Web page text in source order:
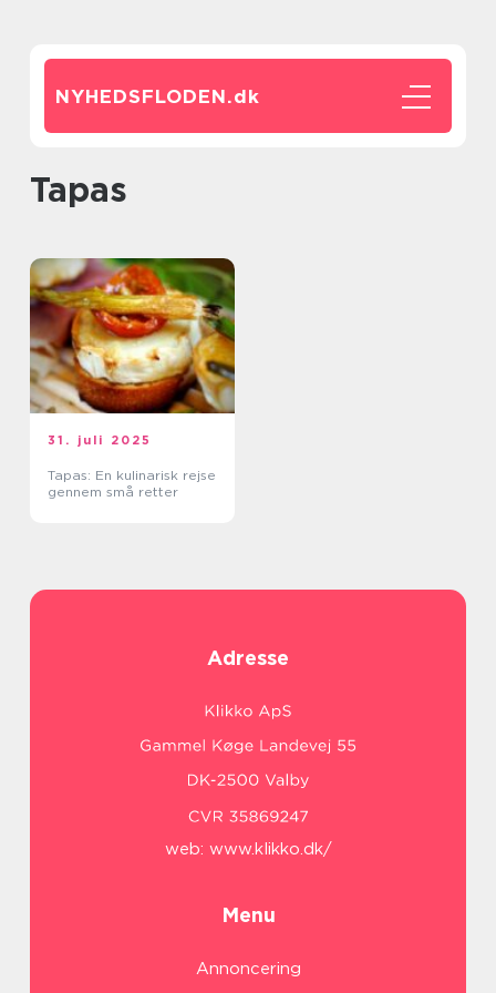
NYHEDSFLODEN.dk
tapas
31. juli 2025
Tapas: En kulinarisk rejse
gennem små retter
Adresse
web: www.klikko.dk/
Menu
Annoncering